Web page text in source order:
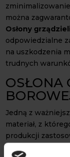
można
Osłony
odpowiedzialne
na uszkodzenia
trudnych
OSŁONA
Jedną z
materiał, z
produkcji
twardości,